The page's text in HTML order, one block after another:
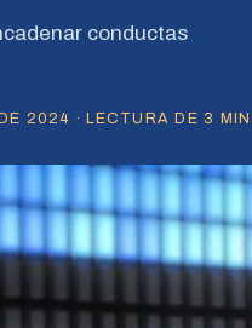
conductas
2024 · LECTURA DE 3 MIN